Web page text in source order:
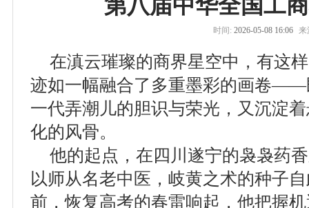
第八届中华全国工
时间: 2026-05-08 16:06 来
在滇云璀璨的商界星空中，有这
迹如一幅融合了多重墨彩的画卷——
一代弄潮儿的胆识与荣光，又沉淀
化的风骨。
他的起点，在四川遂宁的袅袅药
以师从名老中医，岐黄之术的种子
前，恢复高考的春雷响起，他把握